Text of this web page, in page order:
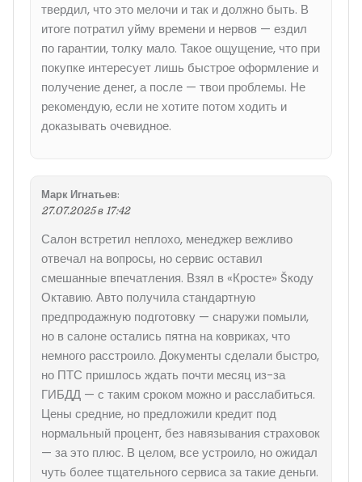
твердил, что это мелочи и так и должно быть. В
итоге потратил уйму времени и нервов — ездил
по гарантии, толку мало. Такое ощущение, что при
покупке интересует лишь быстрое оформление и
получение денег, а после — твои проблемы. Не
рекомендую, если не хотите потом ходить и
доказывать очевидное.
Марк Игнатьев:
27.07.2025 в 17:42
Салон встретил неплохо, менеджер вежливо
отвечал на вопросы, но сервис оставил
смешанные впечатления. Взял в «Кросте» Šкоду
Октавию. Авто получила стандартную
предпродажную подготовку — снаружи помыли,
но в салоне остались пятна на ковриках, что
немного расстроило. Документы сделали быстро,
но ПТС пришлось ждать почти месяц из-за
ГИБДД — с таким сроком можно и расслабиться.
Цены средние, но предложили кредит под
нормальный процент, без навязывания страховок
— за это плюс. В целом, все устроило, но ожидал
чуть более тщательного сервиса за такие деньги.